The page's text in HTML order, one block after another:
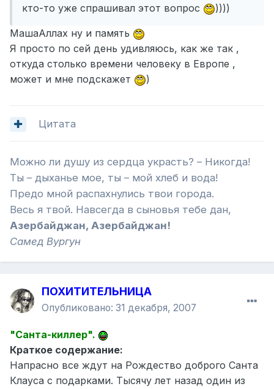
кто-то уже спрашивал этот вопрос
))))
МашаАллах ну и память
Я просто по сей день удивляюсь, как же так ,
откуда столько времени человеку в Европе ,
может и мне подскажет
)
Цитата
Можно ли душу из сердца украсть? – Никогда!
Ты – дыханье мое, ты – мой хлеб и вода!
Предо мной распахнулись твои города.
Весь я твой. Навсегда в сыновья тебе дан,
Азербайджан, Азербайджан!
Самед Вургун
ПОХИТИТЕЛЬНИЦА
Опубликовано: 31 декабря, 2007
"Санта-киллер".
Краткое содержание:
Напрасно все ждут на Рождество доброго Санта
Клауса с подарками. Тысячу лет назад один из